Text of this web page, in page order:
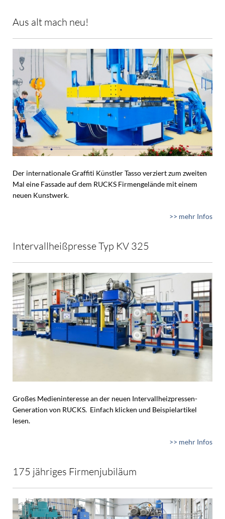
Aus alt mach neu!
Der internationale Graffiti Künstler Tasso verziert zum zweiten
Mal eine Fassade auf dem RUCKS Firmengelände mit einem
neuen Kunstwerk.
>> mehr Infos
Intervallheißpresse Typ KV 325
Großes Medieninteresse an der neuen Intervallheizpressen-
Generation von RUCKS. Einfach klicken und Beispielartikel
lesen.
>> mehr Infos
175 jähriges Firmenjubiläum